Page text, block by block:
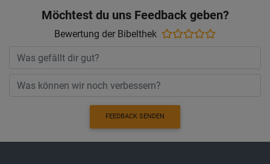
Möchtest du uns Feedback geben?
Bewertung der Bibelthek
FEEDBACK SENDEN